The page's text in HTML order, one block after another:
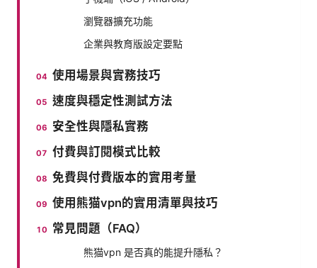
瀏覽器擴充功能
企業與教育版設定要點
使用場景與實務技巧
速度與穩定性測試方法
安全性與隱私實務
付費與訂閱模式比較
免費與付費版本的實用考量
使用熊猫vpn的實用清單與技巧
常見問題（FAQ）
熊猫vpn 是否真的能提升隱私？